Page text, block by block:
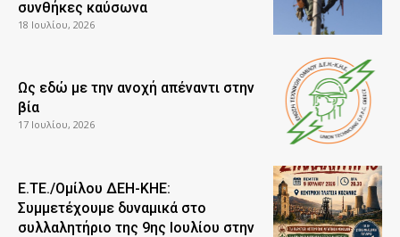
συνθήκες καύσωνα
18 Ιουλίου, 2026
Ως εδώ με την ανοχή απέναντι στην
βία
17 Ιουλίου, 2026
Ε.ΤΕ./Ομίλου ΔΕΗ-ΚΗΕ:
Συμμετέχουμε δυναμικά στο
συλλαλητήριο της 9ης Ιουλίου στην